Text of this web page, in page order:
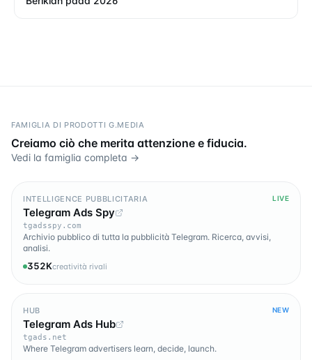
FAMIGLIA DI PRODOTTI G.MEDIA
Creiamo ciò che merita attenzione e fiducia.
Vedi la famiglia completa →
INTELLIGENCE PUBBLICITARIA LIVE
Telegram Ads Spy
tgadsspy.com
Archivio pubblico di tutta la pubblicità Telegram. Ricerca, avvisi,
analisi.
352Kcreatività rivali
HUB NEW
Telegram Ads Hub
tgads.net
Where Telegram advertisers learn, decide, launch.